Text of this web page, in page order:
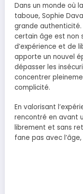
Dans un monde où
taboue, Sophie
grande authenticité.
certain âge est non
d’expérience et de
apporte un nouvel
dépasser les
concentrer
complicité.
En valorisant
rencontré en avant
librement et sans
fane pas avec